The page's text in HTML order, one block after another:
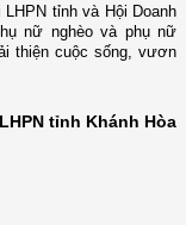
tỉnh và Hội Doanh
nữ nghèo và phụ nữ
thiện cuộc sống, vươn
tỉnh Khánh Hòa